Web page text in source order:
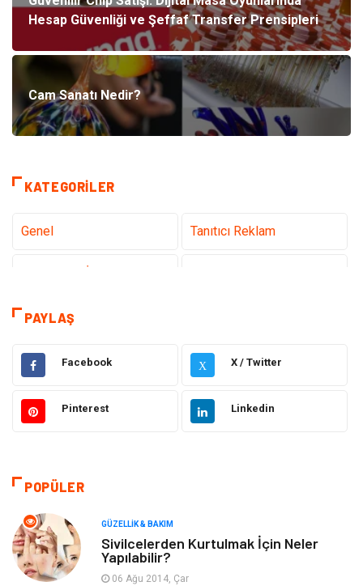
Hesap Güvenliği ve Şeffaf Transfer Prensipleri
Cam Sanatı Nedir?
KATEGORILER
Genel Tanıtıcı Reklam
Eğitim & Kariyer
Gündem Hukuk
Moda Sağlıklı Yaşam
Bilgisayar & Yazılım
Makine
Giyim
PAYLAŞ
Facebook X X / Twitter
Pinterest Linkedin
POPÜLER
GÜZELLIK & BAKIM
Sivilcelerden Kurtulmak İçin Neler
Yapılabilir?
06 Ağu 2014, Çar